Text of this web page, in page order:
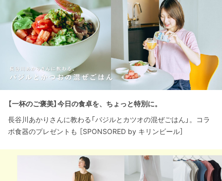
【一杯のご褒美】今日の食卓を、ちょっと特別に。
長谷川あかりさんに教わる「バジルとカツオの混ぜごはん」。コラ
ボ食器のプレゼントも ［SPONSORED by キリンビール］